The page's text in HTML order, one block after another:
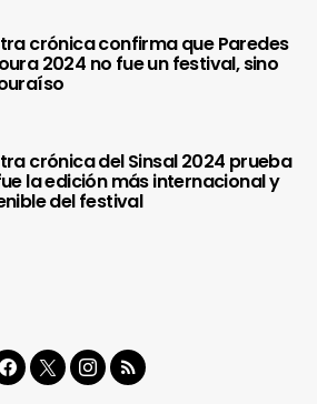
crónica confirma que Paredes
2024 no fue un festival, sino
crónica del Sinsal 2024 prueba
la edición más internacional y
del festival